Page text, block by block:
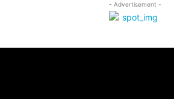
- Advertisement -